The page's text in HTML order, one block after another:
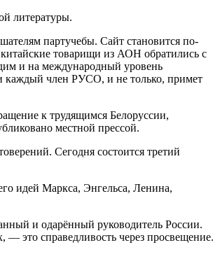
литературы.
партучебы. Сайт становится по-
товарищи из АОН обратились с
и на международный уровень
каждый член РУСО, и не только, примет
к трудящимся Белоруссии,
местной прессой.
Сегодня состоится третий
идей Маркса, Энгельса, Ленина,
и одарённый руководитель России.
это справедливость через просвещение.